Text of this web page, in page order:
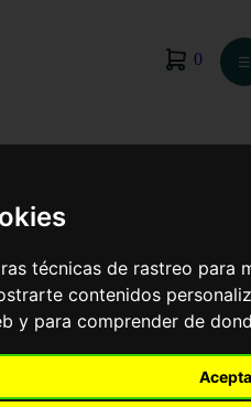
técnicas de rastreo para
contenidos
y para comprender de
0 ☰